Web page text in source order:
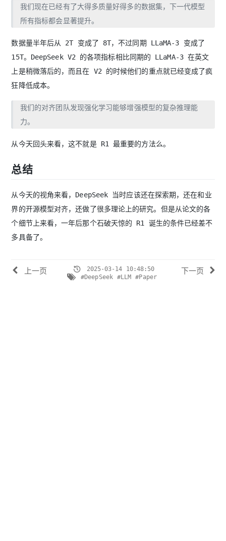
我们现在已经有了大得多质量好得多的数据集，下一代模型
所有指标都会显著提升。
数据量半年后从 2T 变成了 8T，不过同期 LLaMA-3 变成了
15T。DeepSeek V2 的各项指标相比同期的 LLaMA-3 在英文
上是稍微落后的，而且在 V2 的时候他们的重点就已经变成了疯
狂降低成本。
我们的对齐团队发现强化学习能够增强模型的复杂推理能
力。
从今天回头来看，这不就是 R1 最重要的方法么。
总结
从今天的视角来看，DeepSeek 当时应该还在探索期，还在和业
界的开源模型对齐，还做了很多理论上的研究。但是从论文的各
个细节上来看，一年后那个石破天惊的 R1 诞生的条件已经差不
多具备了。
上一页
2025-03-14 10:48:50
#DeepSeek #LLM #Paper
下一页